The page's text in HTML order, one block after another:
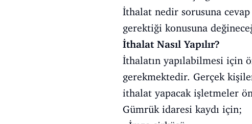
İthalat nedir sorusuna
gerektiği konusuna
İthalat Nasıl Yapılır?
İthalatın yapılabilmesi için
gerekmektedir. Gerçek
ithalat yapacak işletmeler
Gümrük idaresi kaydı için;